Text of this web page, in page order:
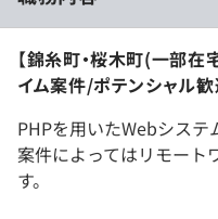
【錦糸町・桜木町(一部
イム案件/ポテンシャル
PHPを用いたWebシステ
案件によってはリモート
す。